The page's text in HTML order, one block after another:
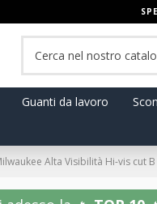
Guanti da lavoro
Alta Visibilità Hi-vis cut B